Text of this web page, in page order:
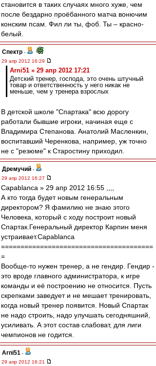
становится в таких случаях много хуже, чем
после бездарно проёбанного матча вонючим
конским псам. Фил ли ты, фоб. Ты – красно-
белый.
Спектр -
29 апр 2012 16:29
Arni51 » 29 апр 2012 17:21
Детский тренер, господа, это очень штучный
товар и ответственность у него никак не
меньше, чем у тренера взрослых
В детской школе "Спартака" всю дорогу
работали бывшие игроки, начиная еще с
Владимира Степанова. Анатолий Масленкин,
воспитавший Черенкова, например, уж точно
не с "резюме" к Старостину приходил.
Дремучий -
29 апр 2012 16:27
Сapablanca » 29 апр 2012 16:55 ,,,,
А кто тогда будет новым генеральным
директором? Я фамилию не знаю этого
Человека, который с ходу построит новый
Спартак.Генеральный директор Карпин меня
устраивает.Сapablanca
=======================================
=
Вообще-то нужен тренер, а не гендир. Гендир -
это вроде главного администратора, к игре
команды и её построению не относится. Пусть
скрепками заведует и не мешает тренировать,
когда новый тренер появится. Новый Спартак
не надо строить, надо улучшать сегодняшний,
усиливать. А этот состав слабоват, для лиги
чемпионов не годится.
Arni51 -
29 апр 2012 16:21